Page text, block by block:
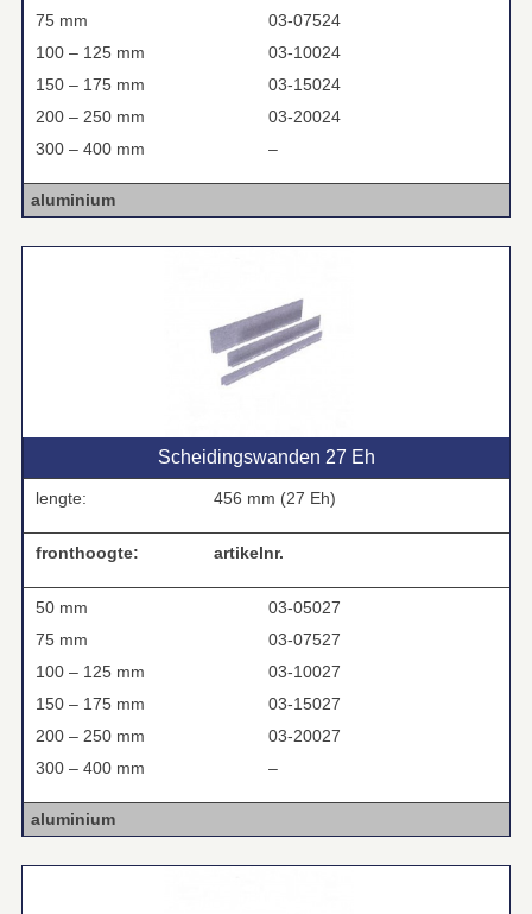
75 mm
03-07524
100 – 125 mm
03-10024
150 – 175 mm
03-15024
200 – 250 mm
03-20024
300 – 400 mm
–
aluminium
Scheidingswanden 27 Eh
lengte: 456 mm (27 Eh)
fronthoogte: artikelnr.
50 mm
03-05027
75 mm
03-07527
100 – 125 mm
03-10027
150 – 175 mm
03-15027
200 – 250 mm
03-20027
300 – 400 mm
–
aluminium